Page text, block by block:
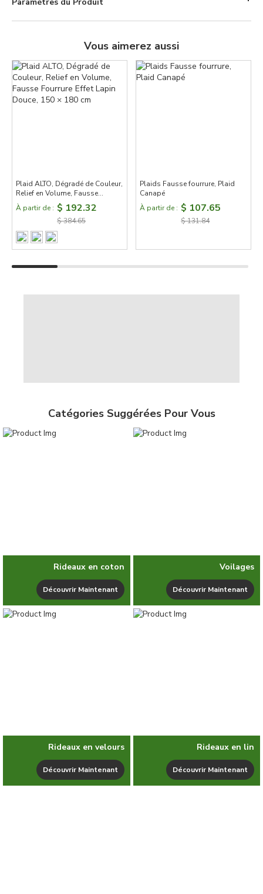
Vous aimerez aussi
Plaid ALTO, Dégradé de Couleur,
Relief en Volume, Fausse
Fourrure Effet Lapin Douce, 150
× 180 cm
À partir de : $ 192.32
$ 384.65
Plaids Fausse fourrure, Plaid
Canapé
À partir de : $ 107.65
$ 131.84
Catégories Suggérées Pour Vous
Rideaux en coton
Découvrir Maintenant
Voilages
Découvrir Maintenant
Rideaux en velours
Découvrir Maintenant
Rideaux en lin
Découvrir Maintenant